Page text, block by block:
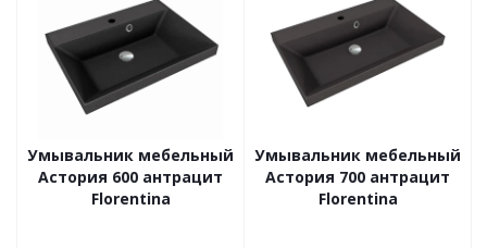
Умывальник мебельный
Астория 600 антрацит
Florentina
Умывальник мебельный
Астория 700 антрацит
Florentina